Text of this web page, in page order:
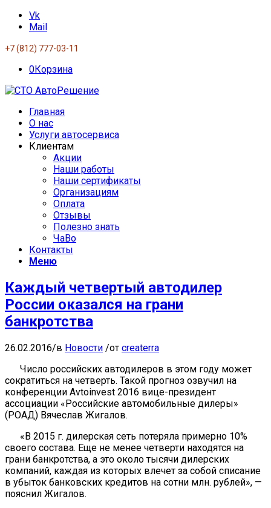
Vk
Mail
+7 (812) 777-03-11
0Корзина
Главная
О нас
Услуги автосервиса
Клиентам
Акции
Наши работы
Наши сертификаты
Организациям
Оплата
Отзывы
Полезно знать
ЧаВо
Контакты
Меню
Каждый четвертый автодилер
России оказался на грани
банкротства
26.02.2016/в Новости /от createrra
Число российских автодилеров в этом году может
сократиться на четверть. Такой прогноз озвучил на
конференции Avtoinvest 2016 вице-президент
ассоциации «Российские автомобильные дилеры»
(РОАД) Вячеслав Жигалов.
«В 2015 г. дилерская сеть потеряла примерно 10%
своего состава. Еще не менее четверти находятся на
грани банкротства, а это около тысячи дилерских
компаний, каждая из которых влечет за собой списание
в убыток банковских кредитов на сотни млн. рублей», —
пояснил Жигалов.